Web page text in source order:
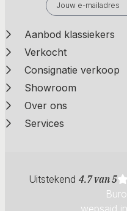
Aanbod klassiekers
Verkocht
Consignatie verkoop
Showroom
Over ons
Services
Uitstekend 4.7 van 5
wepsaid